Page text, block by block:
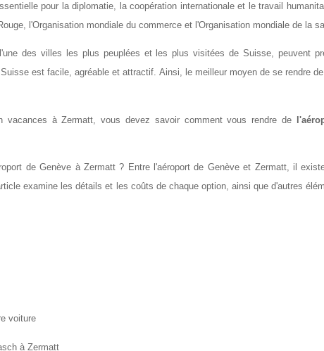
pour la diplomatie, la coopération internationale et le travail
l'Organisation mondiale du commerce et l'Organisation mondiale de la
des villes les plus peuplées et les plus visitées de Suisse, peuvent
est facile, agréable et attractif. Ainsi, le meilleur moyen de se rendre
vacances à Zermatt, vous devez savoir comment vous rendre de
de Genève à Zermatt ? Entre l'aéroport de Genève et Zermatt, il
examine les détails et les coûts de chaque option, ainsi que d'autres
voiture
à Zermatt